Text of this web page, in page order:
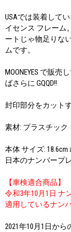
USAでは装着して
イセンス フレーム
ートじゃ物足りな
ムです。
MOONEYES で販
ばさらに GQQD!!
封印部分をカット
素材: プラスチック
本体 サイズ: 18.6cm
日本のナンバープ
【車検適合商品】
令和3年10月1日 ナ
適用しているナン
2021年10月1日か